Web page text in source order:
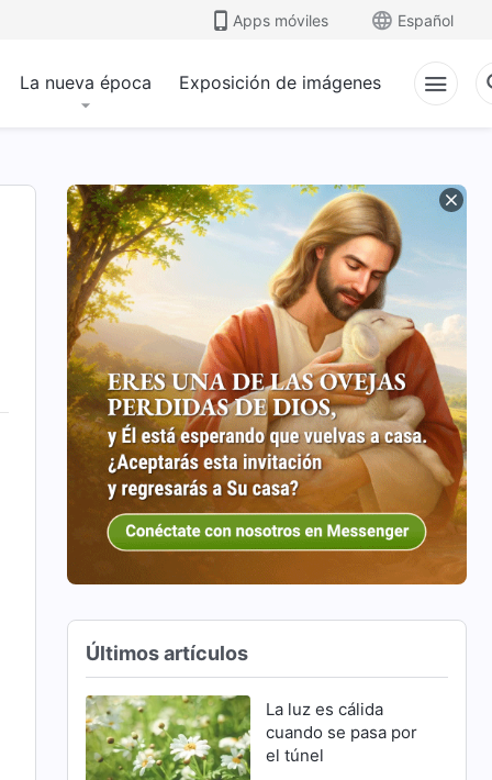
Apps móviles Español
La nueva época Exposición de imágenes
Últimos artículos
La luz es cálida
cuando se pasa por
el túnel